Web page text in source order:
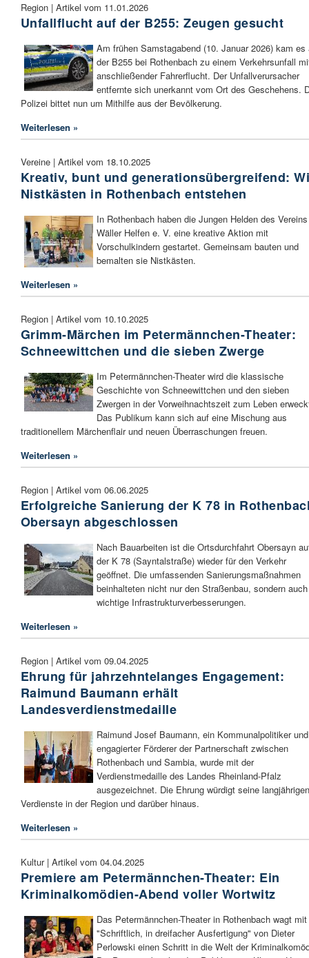
Region | Artikel vom 11.01.2026
Unfallflucht auf der B255: Zeugen gesucht
Am frühen Samstagabend (10. Januar 2026) kam es
der B255 bei Rothenbach zu einem Verkehrsunfall
anschließender Fahrerflucht. Der Unfallverursacher
entfernte sich unerkannt vom Ort des Geschehens.
Polizei bittet nun um Mithilfe aus der Bevölkerung.
Weiterlesen »
Vereine | Artikel vom 18.10.2025
Kreativ, bunt und generationsübergreifend:
Nistkästen in Rothenbach entstehen
In Rothenbach haben die Jungen Helden des Vereins
Wäller Helfen e. V. eine kreative Aktion mit
Vorschulkindern gestartet. Gemeinsam bauten und
bemalten sie Nistkästen.
Weiterlesen »
Region | Artikel vom 10.10.2025
Grimm-Märchen im Petermännchen-Theater:
Schneewittchen und die sieben Zwerge
Im Petermännchen-Theater wird die klassische
Geschichte von Schneewittchen und den sieben
Zwergen in der Vorweihnachtszeit zum Leben
Das Publikum kann sich auf eine Mischung aus
traditionellem Märchenflair und neuen Überraschungen freuen.
Weiterlesen »
Region | Artikel vom 06.06.2025
Erfolgreiche Sanierung der K 78 in
Obersayn abgeschlossen
Nach Bauarbeiten ist die Ortsdurchfahrt Obersayn
der K 78 (Sayntalstraße) wieder für den Verkehr
geöffnet. Die umfassenden Sanierungsmaßnahmen
beinhalteten nicht nur den Straßenbau, sondern auch
wichtige Infrastrukturverbesserungen.
Weiterlesen »
Region | Artikel vom 09.04.2025
Ehrung für jahrzehntelanges Engagement:
Raimund Baumann erhält
Landesverdienstmedaille
Raimund Josef Baumann, ein Kommunalpolitiker und
engagierter Förderer der Partnerschaft zwischen
Rothenbach und Sambia, wurde mit der
Verdienstmedaille des Landes Rheinland-Pfalz
ausgezeichnet. Die Ehrung würdigt seine langjährigen
Verdienste in der Region und darüber hinaus.
Weiterlesen »
Kultur | Artikel vom 04.04.2025
Premiere am Petermännchen-Theater: Ein
Kriminalkomödien-Abend voller Wortwitz
Das Petermännchen-Theater in Rothenbach wagt mit
"Schriftlich, in dreifacher Ausfertigung" von Dieter
Perlowski einen Schritt in die Welt der